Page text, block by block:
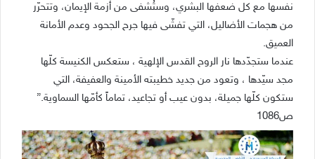
نفسها مع كل ضعفها البشري، وستُشفى من أزمة الإيمان، وتتحرّر
من هجمات الأضاليل، التي تفشّى فيها جرح الجحود وعدم الأمانة
العميق.
عندما ستجدّدها نار الروح القدس الإلهية ، ستعكس الكنيسة كلّها
مجد سيّدها ، وتعود من جديد خطيبته الأمينة والعفيفة، التي
ستكون كلّها جميلة، بدون عيب أو تجاعيد، تماماً كأمّها السماوية.”
ص1086